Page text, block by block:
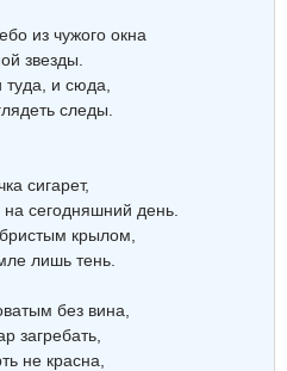
из чужого окна
звезды.
и сюда,
следы.
сигарет,
сегодняшний день.
крылом,
лишь тень.
без вина,
загребать,
не красна,